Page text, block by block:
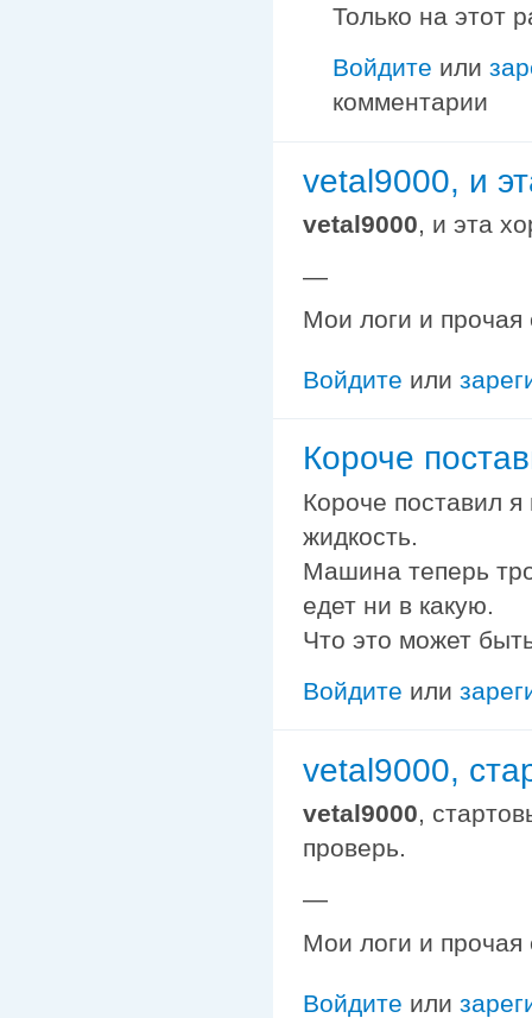
Только на этот
Войдите или
комментарии
vetal9000, и
vetal9000, и эта
—
Мои логи и
Войдите или
Короче
Короче поставил
жидкость.
Машина теперь
едет ни в какую.
Что это может
Войдите или
vetal9000,
vetal9000,
проверь.
—
Мои логи и
Войдите или